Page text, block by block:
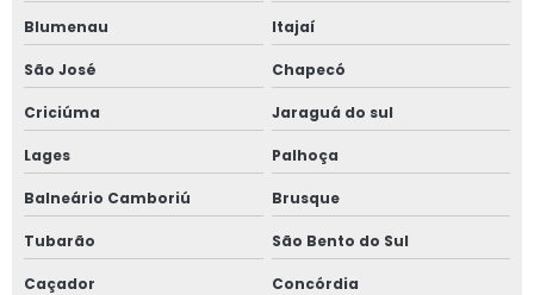
Blumenau Itajaí
São José Chapecó
Criciúma Jaraguá do sul
Lages Palhoça
Balneário Camboriú Brusque
Tubarão São Bento do Sul
Caçador Concórdia